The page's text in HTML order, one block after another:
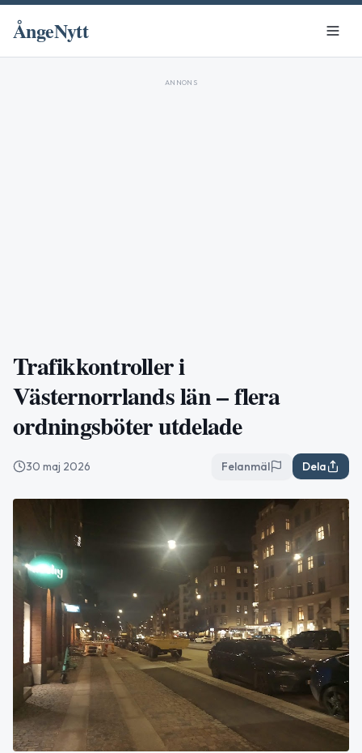
ÅngeNytt
ANNONS
Trafikkontroller i
Västernorrlands län – flera
ordningsböter utdelade
30 maj 2026 Felanmäl Dela